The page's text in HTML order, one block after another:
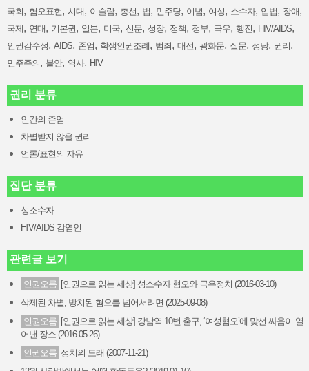
국회, 혐오표현, 시대, 이슬람, 총선, 법, 민주당, 이념, 여성, 소수자, 입법, 장애,
국제, 연대, 기본권, 일본, 미국, 신문, 성장, 정책, 정부, 극우, 행진, HIV/AIDS,
인권감수성, AIDS, 존엄, 학생인권조례, 범죄, 대선, 광화문, 질문, 정당, 권리,
민주주의, 불안, 역사, HIV
권리 분류
인간의 존엄
차별받지 않을 권리
언론/표현의 자유
집단 분류
성소수자
HIV/AIDS 감염인
관련글 보기
인권오름 [인권으로 읽는 세상] 성소수자 혐오와 극우정치 (2016-03-10)
삭제된 차별, 방치된 혐오를 넘어서려면 (2025-09-08)
인권오름 [인권으로 읽는 세상] 강남역 10번 출구, ‘여성혐오’에 맞선 싸움이 열
어낸 장소 (2016-05-26)
인권오름 정치의 도래 (2007-11-21)